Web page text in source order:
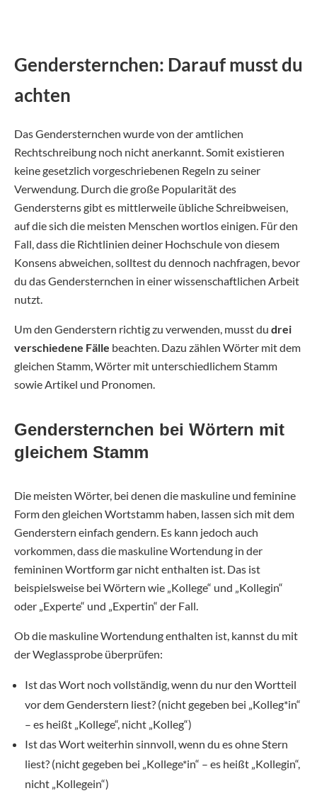
Gendersternchen: Darauf musst du
achten
Das Gendersternchen wurde von der amtlichen
Rechtschreibung noch nicht anerkannt. Somit existieren
keine gesetzlich vorgeschriebenen Regeln zu seiner
Verwendung. Durch die große Popularität des
Gendersterns gibt es mittlerweile übliche Schreibweisen,
auf die sich die meisten Menschen wortlos einigen. Für den
Fall, dass die Richtlinien deiner Hochschule von diesem
Konsens abweichen, solltest du dennoch nachfragen, bevor
du das Gendersternchen in einer wissenschaftlichen Arbeit
nutzt.
Um den Genderstern richtig zu verwenden, musst du drei
verschiedene Fälle beachten. Dazu zählen Wörter mit dem
gleichen Stamm, Wörter mit unterschiedlichem Stamm
sowie Artikel und Pronomen.
Gendersternchen bei Wörtern mit
gleichem Stamm
Die meisten Wörter, bei denen die maskuline und feminine
Form den gleichen Wortstamm haben, lassen sich mit dem
Genderstern einfach gendern. Es kann jedoch auch
vorkommen, dass die maskuline Wortendung in der
femininen Wortform gar nicht enthalten ist. Das ist
beispielsweise bei Wörtern wie „Kollege“ und „Kollegin“
oder „Experte“ und „Expertin“ der Fall.
Ob die maskuline Wortendung enthalten ist, kannst du mit
der Weglassprobe überprüfen:
Ist das Wort noch vollständig, wenn du nur den Wortteil
vor dem Genderstern liest? (nicht gegeben bei „Kolleg*in“
– es heißt „Kollege“, nicht „Kolleg“)
Ist das Wort weiterhin sinnvoll, wenn du es ohne Stern
liest? (nicht gegeben bei „Kollege*in“ – es heißt „Kollegin“,
nicht „Kollegein“)